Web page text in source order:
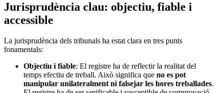
Jurisprudència clau: objectiu, fiable i
accessible
La jurisprudència dels tribunals ha estat clara en tres punts
fonamentals:
Objectiu i fiable: El registre ha de reflectir la realitat del
temps efectiu de treball. Això significa que no es pot
manipular unilateralment ni falsejar les hores treballades.